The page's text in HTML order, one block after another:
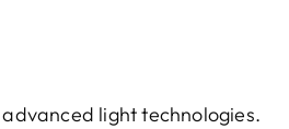
light technologies.